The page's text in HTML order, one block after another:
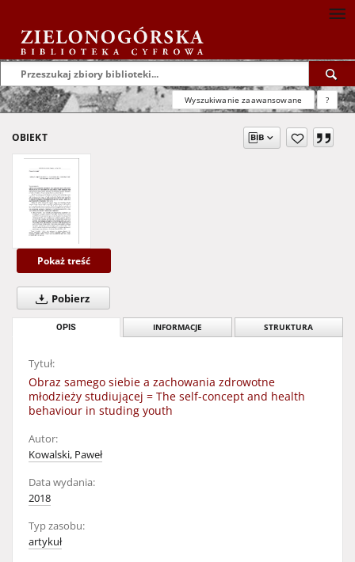
Wyszukiwanie zaawansowane ?
OBIEKT
Pokaż treść
Pobierz
OPIS INFORMACJE STRUKTURA
Tytuł:
Obraz samego siebie a zachowania zdrowotne
młodzieży studiującej = The self-concept and health
behaviour in studing youth
Autor:
Kowalski, Paweł
Data wydania:
2018
Typ zasobu:
artykuł